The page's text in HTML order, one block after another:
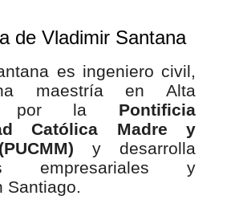
de Vladimir Santana
es ingeniero civil,
maestría en Alta
por la Pontificia
Católica Madre y
y desarrolla
empresariales y
Santiago.